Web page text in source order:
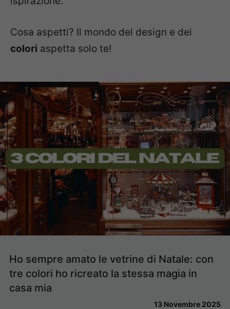
Cosa aspetti? Il mondo del design e dei
colori aspetta solo te!
Ho sempre amato le vetrine di Natale: con
tre colori ho ricreato la stessa magia in
casa mia
13 Novembre 2025